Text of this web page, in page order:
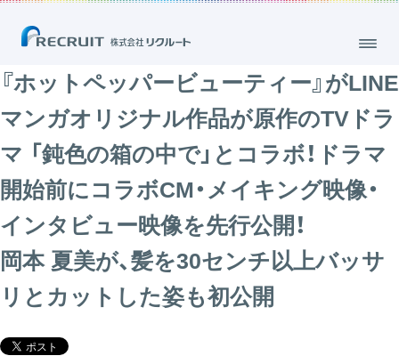
『ホットペッパービューティー』がLINE
マンガオリジナル作品が原作のTVドラ
マ 「鈍色の箱の中で」とコラボ！ドラマ
開始前にコラボCM・メイキング映像・
インタビュー映像を先行公開！
岡本 夏美が、髪を30センチ以上バッサ
リとカットした姿も初公開